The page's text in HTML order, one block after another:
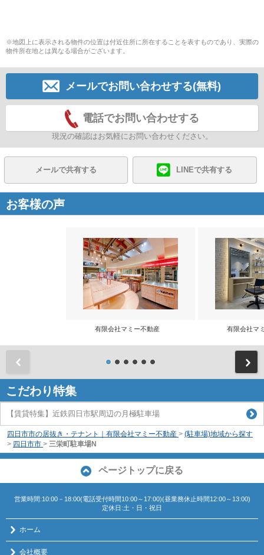
※地図上に表示される物件の位置は付近住所に所在することを表すものであり、実際の
物件所在地とは異なる場合がございます。
メールでお問い合わせする(無料)
電話でお問い合わせする
現況の確認はお気軽にお問い合わせください。
メールで共有する LINEで共有する
お客様の声
有限会社マミー不動産 有限会社
こだわり特集
【賃貸特集】近鉄四日市駅周辺の月極駐車場
四日市市の居抜き・テナント｜有限会社マミー不動産 > (駐車場)地域から探す
> 四日市市 > 三栄町駐車場N
ページトップに戻る
営業時間:10:00－18:00(電話受付時間10:00～17:00)(昼業務休止時間12:00～13:00)
定休日:土・日・祝日
ホーム
会社概要